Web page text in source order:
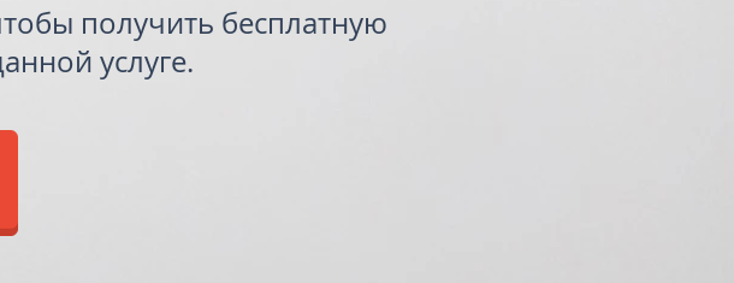
получить бесплатную
услуге.